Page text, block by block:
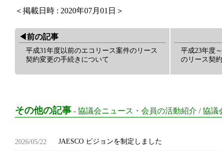
＜掲載日時 : 2020年07月01日＞
◀︎前の記事
平成31年度以前のエコリース案件のリース
契約変更の手続きについて
平成23年度
のリース契
その他の記事 - 協議会ニュース・会員の活動紹介 /協議
2026/05/22 JAESCO ビジョンを制定しました